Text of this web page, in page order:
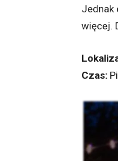
Jednak
więcej.
Czas: